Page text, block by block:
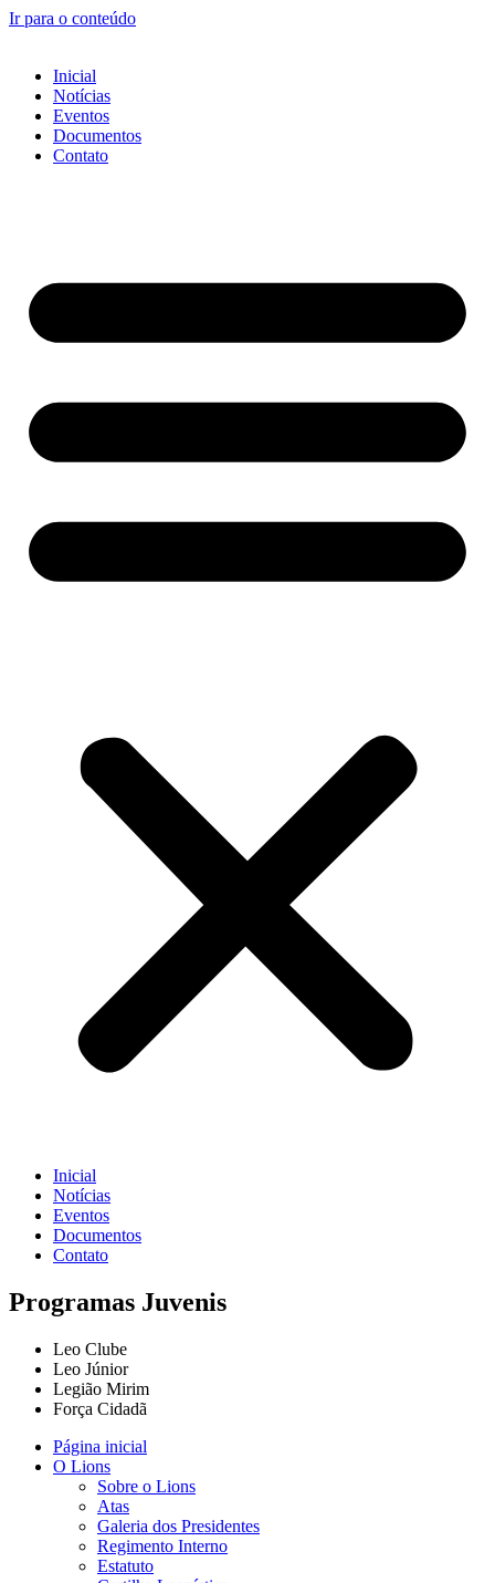
Ir para o conteúdo
Inicial
Notícias
Eventos
Documentos
Contato
Inicial
Notícias
Eventos
Documentos
Contato
Programas Juvenis
Leo Clube
Leo Júnior
Legião Mirim
Força Cidadã
Página inicial
O Lions
Sobre o Lions
Atas
Galeria dos Presidentes
Regimento Interno
Estatuto